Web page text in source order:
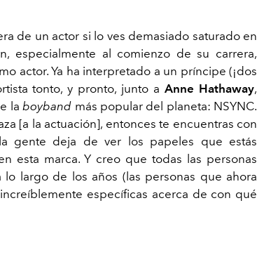
de un actor si lo ves demasiado saturado en
especialmente al comienzo de su carrera,
actor. Ya ha interpretado a un príncipe (¡dos
tonto, y pronto, junto aAnne Hathaway,
laboyband más popular del planeta: NSYNC.
[a la actuación], entonces te encuentras con
gente deja de ver los papeles que estás
esta marca. Y creo que todas las personas
largo de los años (las personas que ahora
específicas acerca de con qué